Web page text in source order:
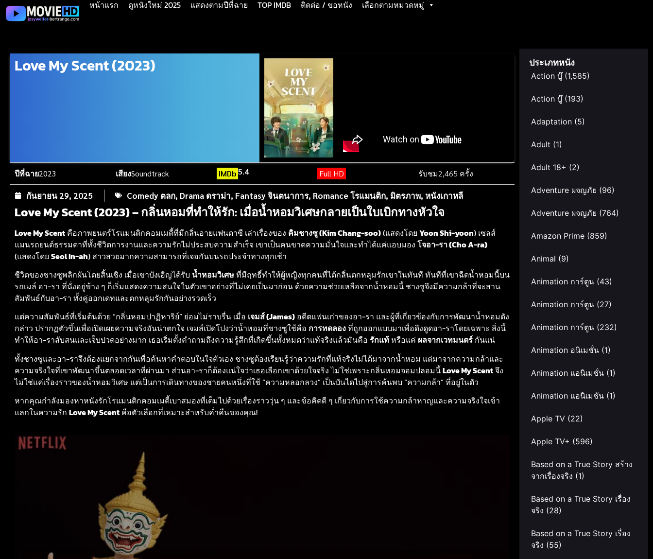
หน้าแรก ดูหนังใหม่ 2025 แสดงตามปีที่ฉาย TOP IMDB ติดต่อ / ขอหนัง เลือกตามหมวดหมู่
Love My Scent (2023)
ปีที่ฉาย2023 เสียงSoundtrack IMDb5.4 Full HD รับชม2,465 ครั้ง
กันยายน 29, 2025 Comedy ตลก, Drama ดราม่า, Fantasy จินตนาการ, Romance โรแมนติก, มิตรภาพ, หนังเกาหลี
Love My Scent (2023) – กลิ่นหอมที่ทำให้รัก: เมื่อน้ำหอมวิเศษกลายเป็นใบเบิกทางหัวใจ
Love My Scent คือภาพยนตร์โรแมนติกคอมเมดี้ที่มีกลิ่นอายแฟนตาซี เล่าเรื่องของ คิมชางซู (Kim Chang-soo)(แสดงโดย Yoon Shi-yoon) เซลส์
แมนรถยนต์ธรรมดาที่ทั้งชีวิตการงานและความรักไม่ประสบความสำเร็จ เขาเป็นคนขาดความมั่นใจและทำได้แค่แอบมอง โจอา-รา (Cho A-ra)
(แสดงโดย Seol In-ah) สาวสวยมากความสามารถที่เจอกันบนรถประจำทางทุกเช้า
ชีวิตของชางซูพลิกผันโดยสิ้นเชิง เมื่อเขาบังเอิญได้รับ น้ำหอมวิเศษที่มีฤทธิ์ทำให้ผู้หญิงทุกคนที่ได้กลิ่นตกหลุมรักเขาในทันที ทันทีที่เขาฉีดน้ำหอมนี้บน
รถเมล์ อา-รา ที่นั่งอยู่ข้าง ๆ ก็เริ่มแสดงความสนใจในตัวเขาอย่างที่ไม่เคยเป็นมาก่อน ด้วยความช่วยเหลือจากน้ำหอมนี้ ชางซูจึงมีความกล้าที่จะสาน
สัมพันธ์กับอา-รา ทั้งคู่ออกเดทและตกหลุมรักกันอย่างรวดเร็ว
แต่ความสัมพันธ์ที่เริ่มต้นด้วย “กลิ่นหอมปาฏิหาริย์” ย่อมไม่ราบรื่น เมื่อ เจมส์ (James) อดีตแฟนเก่าของอา-รา และผู้ที่เกี่ยวข้องกับการพัฒนาน้ำหอมดัง
กล่าว ปรากฏตัวขึ้นเพื่อเปิดเผยความจริงอันน่าตกใจ เจมส์เปิดโปงว่าน้ำหอมที่ชางซูใช้คือ การทดลองที่ถูกออกแบบมาเพื่อดึงดูดอา-ราโดยเฉพาะ สิ่งนี้
ทำให้อา-ราสับสนและเจ็บปวดอย่างมาก เธอเริ่มตั้งคำถามถึงความรู้สึกที่เกิดขึ้นทั้งหมดว่าแท้จริงแล้วมันคือ รักแท้หรือแค่ ผลจากเวทมนตร์ กันแน่
ทั้งชางซูและอา-ราจึงต้องแยกจากกันเพื่อค้นหาคำตอบในใจตัวเอง ชางซูต้องเรียนรู้ว่าความรักที่แท้จริงไม่ได้มาจากน้ำหอม แต่มาจากความกล้าและ
ความจริงใจที่เขาพัฒนาขึ้นตลอดเวลาที่ผ่านมา ส่วนอา-ราก็ต้องแน่ใจว่าเธอเลือกเขาด้วยใจจริง ไม่ใช่เพราะกลิ่นหอมจอมปลอมนี้Love My Scentจึง
ไม่ใช่แค่เรื่องราวของน้ำหอมวิเศษ แต่เป็นการเดินทางของชายคนหนึ่งที่ใช้ “ความหลอกลวง” เป็นบันไดไปสู่การค้นพบ “ความกล้า” ที่อยู่ในตัว
หากคุณกำลังมองหาหนังรักโรแมนติกคอมเมดี้เบาสมองที่เต็มไปด้วยเรื่องราววุ่น ๆ และข้อคิดดี ๆ เกี่ยวกับการใช้ความกล้าหาญและความจริงใจเข้า
แลกในความรัก Love My Scent คือตัวเลือกที่เหมาะสำหรับค่ำคืนของคุณ!
ประเภทหนัง
Action บู๊(1,585)
Action บู๊(193)
Adaptation (5)
Adult (1)
Adult 18+ (2)
Adventure ผจญภัย (96)
Adventure ผจญภัย (764)
Amazon Prime (859)
Animal (9)
Animation การ์ตูน (43)
Animation การ์ตูน (27)
Animation การ์ตูน (232)
Animation อนิเมชั่น (1)
Animation แอนิเมชั่น (1)
Animation แอนิเมชัน (1)
Apple TV (22)
Apple TV+ (596)
Based on a True Story สร้าง
จากเรื่องจริง (1)
Based on a True Story เรื่อง
จริง (28)
Based on a True Story เรื่อง
จริง (55)